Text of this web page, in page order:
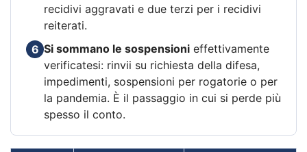
recidivi aggravati e due terzi per i recidivi
reiterati.
6 Si sommano le sospensioni effettivamente
verificatesi: rinvii su richiesta della difesa,
impedimenti, sospensioni per rogatorie o per
la pandemia. È il passaggio in cui si perde più
spesso il conto.